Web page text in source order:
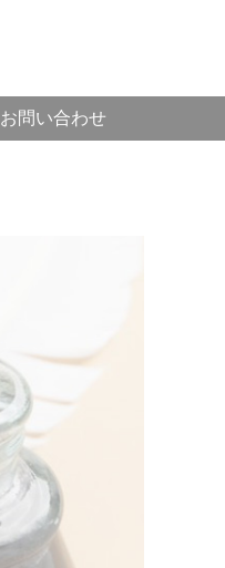
お問い合わせ